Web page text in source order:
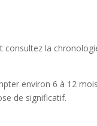
consultez la
environ 6 à 12
de significatif.